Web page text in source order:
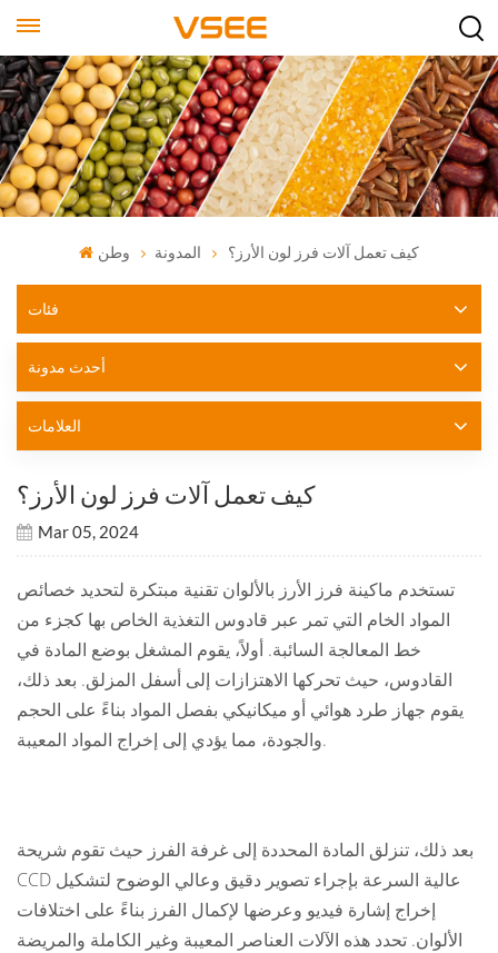
وطن المدونة كيف تعمل آلات فرز لون الأرز؟
فئات
أحدث مدونة
العلامات
كيف تعمل آلات فرز لون الأرز؟
Mar 05, 2024
تستخدم ماكينة فرز الأرز بالألوان تقنية مبتكرة لتحديد خصائص
المواد الخام التي تمر عبر قادوس التغذية الخاص بها كجزء من
خط المعالجة السائبة. أولاً، يقوم المشغل بوضع المادة في
القادوس، حيث تحركها الاهتزازات إلى أسفل المزلق. بعد ذلك،
يقوم جهاز طرد هوائي أو ميكانيكي بفصل المواد بناءً على الحجم
والجودة، مما يؤدي إلى إخراج المواد المعيبة.
بعد ذلك، تنزلق المادة المحددة إلى غرفة الفرز حيث تقوم شريحة
CCD عالية السرعة بإجراء تصوير دقيق وعالي الوضوح لتشكيل
إخراج إشارة فيديو وعرضها لإكمال الفرز بناءً على اختلافات
الألوان. تحدد هذه الآلات العناصر المعيبة وغير الكاملة والمريضة